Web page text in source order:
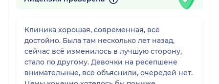
Клиника хорошая, современная, всё
достойно. Была там несколько лет назад,
сейчас всё изменилось в лучшую сторону,
стало по другому. Девочки на ресепшене
внимательные, всё объяснили, очередей нет.